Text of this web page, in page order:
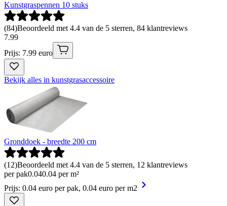
Kunstgraspennen 10 stuks
(84)Beoordeeld met 4.4 van de 5 sterren, 84 klantreviews
7.99
Prijs: 7.99 euro
Bekijk alles in kunstgrasaccessoire
Gronddoek - breedte 200 cm
(12)Beoordeeld met 4.4 van de 5 sterren, 12 klantreviews
per pak0.040.04 per m²
Prijs: 0.04 euro per pak, 0.04 euro per m2